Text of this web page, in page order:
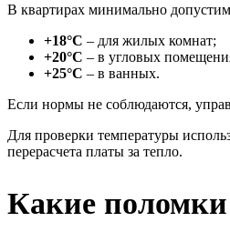
В квартирах минимально
+18°C – для жилых комнат;
+20°C – в угловых
+25°C – в ванных.
Если нормы не соблюдаются,
Для проверки температуры
перерасчета платы за тепло.
Какие поломки